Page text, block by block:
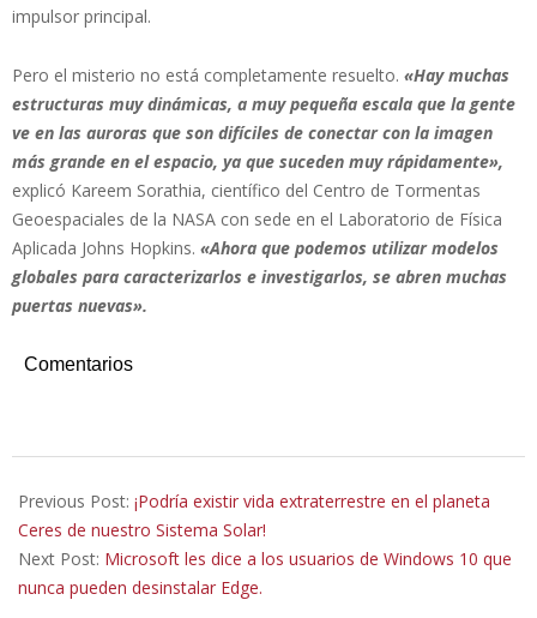
impulsor principal.
Pero el misterio no está completamente resuelto. «Hay muchas
estructuras muy dinámicas, a muy pequeña escala que la gente
ve en las auroras que son difíciles de conectar con la imagen
más grande en el espacio, ya que suceden muy rápidamente»,
explicó Kareem Sorathia, científico del Centro de Tormentas
Geoespaciales de la NASA con sede en el Laboratorio de Física
Aplicada Johns Hopkins. «Ahora que podemos utilizar modelos
globales para caracterizarlos e investigarlos, se abren muchas
puertas nuevas».
Comentarios
08-
16
Previous Post: ¡Podría existir vida extraterrestre en el planeta
Ceres de nuestro Sistema Solar!
Next Post: Microsoft les dice a los usuarios de Windows 10 que
nunca pueden desinstalar Edge.